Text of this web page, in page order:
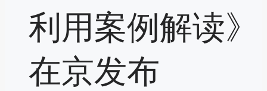
利用案例解读》
在京发布